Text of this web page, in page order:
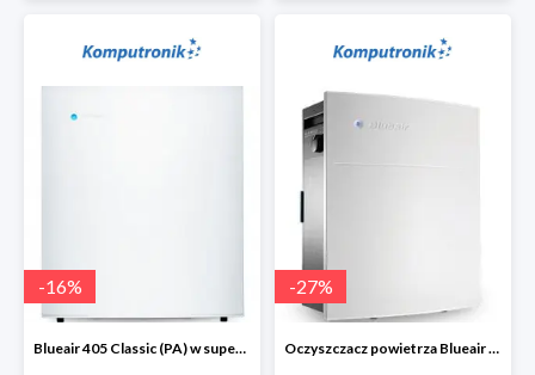
-16%
Blueair 405 Classic (PA) w super cenie
-27%
Oczyszczacz powietrza Blueair 203 Classic (SM) w super cenie